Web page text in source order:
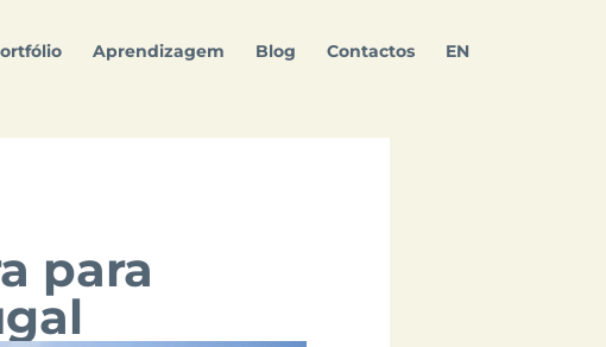
Aprendizagem Blog Contactos EN
para